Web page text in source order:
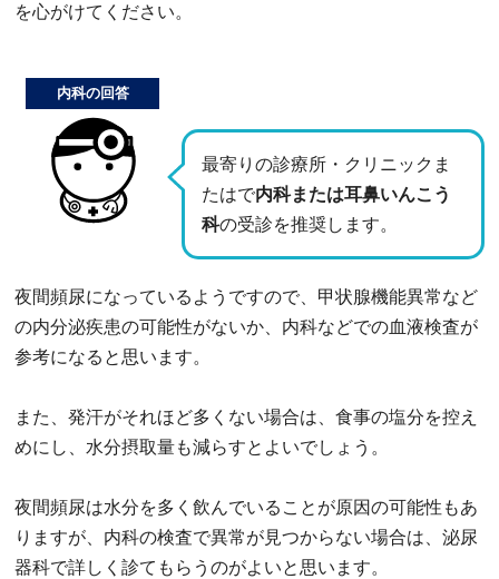
を心がけてください。
最寄りの診療所・クリニックま
たはで内科または耳鼻いんこう
科の受診を推奨します。
内科の回答
夜間頻尿になっているようですので、甲状腺機能異常など
の内分泌疾患の可能性がないか、内科などでの血液検査が
参考になると思います。
また、発汗がそれほど多くない場合は、食事の塩分を控え
めにし、水分摂取量も減らすとよいでしょう。
夜間頻尿は水分を多く飲んでいることが原因の可能性もあ
りますが、内科の検査で異常が見つからない場合は、泌尿
器科で詳しく診てもらうのがよいと思います。